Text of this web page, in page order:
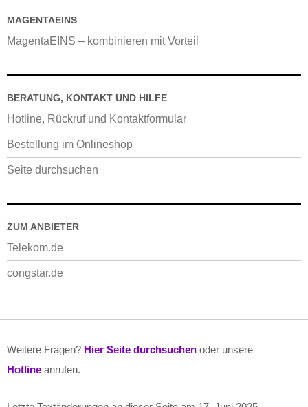
MAGENTAEINS
MagentaEINS – kombinieren mit Vorteil
BERATUNG, KONTAKT UND HILFE
Hotline, Rückruf und Kontaktformular
Bestellung im Onlineshop
Seite durchsuchen
ZUM ANBIETER
Telekom.de
congstar.de
Weitere Fragen? Hier Seite durchsuchen oder unsere
Hotline anrufen.